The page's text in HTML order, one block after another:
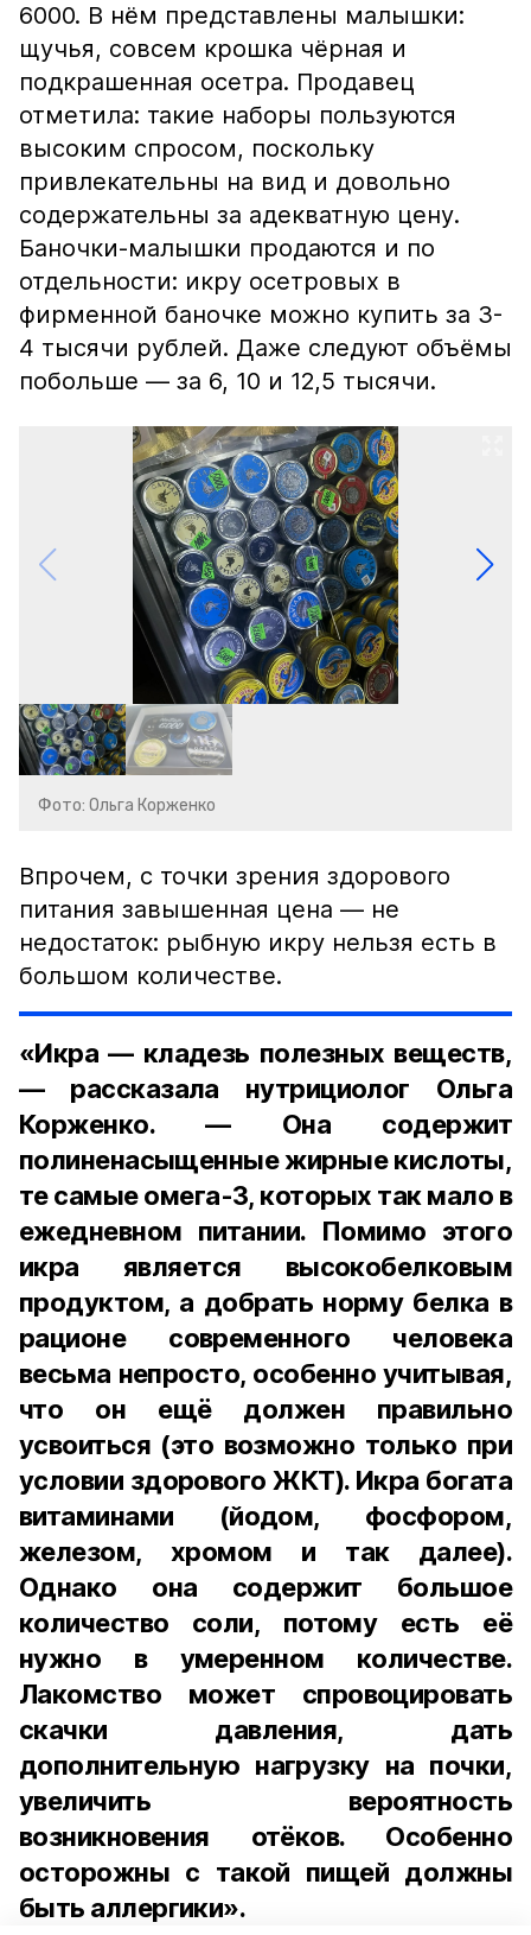
6000. В нём представлены малышки:
щучья, совсем крошка чёрная и
подкрашенная осетра. Продавец
отметила: такие наборы пользуются
высоким спросом, поскольку
привлекательны на вид и довольно
содержательны за адекватную цену.
Баночки-малышки продаются и по
отдельности: икру осетровых в
фирменной баночке можно купить за 3-
4 тысячи рублей. Даже следуют объёмы
побольше — за 6, 10 и 12,5 тысячи.
Фото: Ольга Корженко
Впрочем, с точки зрения здорового
питания завышенная цена — не
недостаток: рыбную икру нельзя есть в
большом количестве.
«Икра — кладезь полезных веществ,
— рассказала нутрициолог Ольга
Корженко. — Она содержит
полиненасыщенные жирные кислоты,
те самые омега-3, которых так мало в
ежедневном питании. Помимо этого
икра является высокобелковым
продуктом, а добрать норму белка в
рационе современного человека
весьма непросто, особенно учитывая,
что он ещё должен правильно
усвоиться (это возможно только при
условии здорового ЖКТ). Икра богата
витаминами (йодом, фосфором,
железом, хромом и так далее).
Однако она содержит большое
количество соли, потому есть её
нужно в умеренном количестве.
Лакомство может спровоцировать
скачки давления, дать
дополнительную нагрузку на почки,
увеличить вероятность
возникновения отёков. Особенно
осторожны с такой пищей должны
быть аллергики».